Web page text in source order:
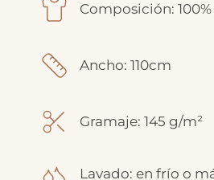
Composición:
Ancho: 110cm
Gramaje: 145 g/m²
Lavado: en frío o